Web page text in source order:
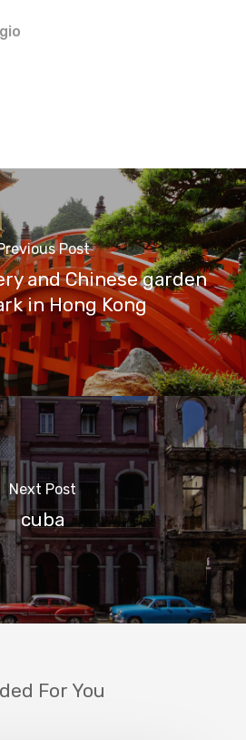
Post
and Chinese garden
in Hong Kong
Next Post
cuba
For You